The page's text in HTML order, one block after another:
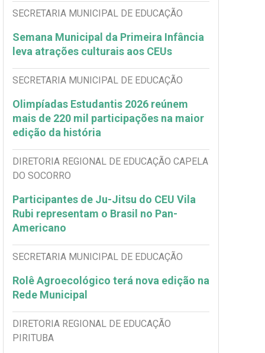
SECRETARIA MUNICIPAL DE EDUCAÇÃO
Semana Municipal da Primeira Infância
leva atrações culturais aos CEUs
SECRETARIA MUNICIPAL DE EDUCAÇÃO
Olimpíadas Estudantis 2026 reúnem
mais de 220 mil participações na maior
edição da história
DIRETORIA REGIONAL DE EDUCAÇÃO CAPELA
DO SOCORRO
Participantes de Ju-Jitsu do CEU Vila
Rubi representam o Brasil no Pan-
Americano
SECRETARIA MUNICIPAL DE EDUCAÇÃO
Rolê Agroecológico terá nova edição na
Rede Municipal
DIRETORIA REGIONAL DE EDUCAÇÃO
PIRITUBA